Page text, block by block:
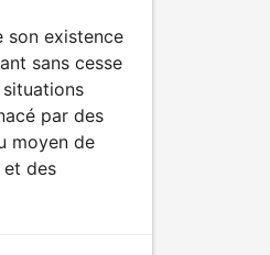
son existence
sans cesse
par des
moyen de
et des